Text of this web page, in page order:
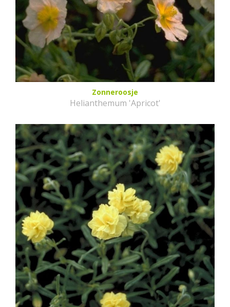
Zonneroosje
Helianthemum 'Apricot'